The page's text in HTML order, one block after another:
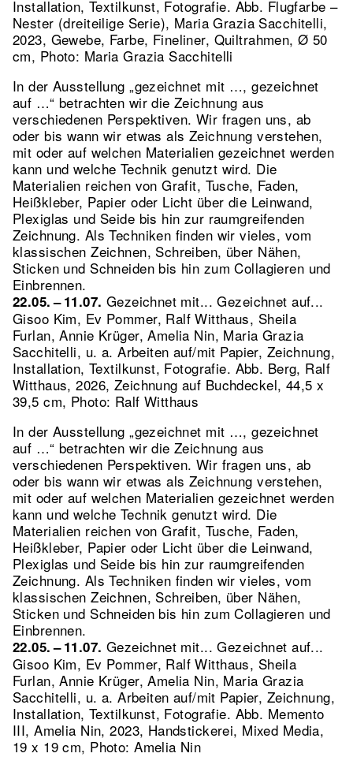
Installation, Textilkunst, Fotografie. Abb. Flugfarbe –
Nester (dreiteilige Serie), Maria Grazia Sacchitelli,
2023, Gewebe, Farbe, Fineliner, Quiltrahmen, Ø 50
cm, Photo: Maria Grazia Sacchitelli
In der Ausstellung „gezeichnet mit …, gezeichnet
auf …“ betrachten wir die Zeichnung aus
verschiedenen Perspektiven. Wir fragen uns, ab
oder bis wann wir etwas als Zeichnung verstehen,
mit oder auf welchen Materialien gezeichnet werden
kann und welche Technik genutzt wird. Die
Materialien reichen von Grafit, Tusche, Faden,
Heißkleber, Papier oder Licht über die Leinwand,
Plexiglas und Seide bis hin zur raumgreifenden
Zeichnung. Als Techniken finden wir vieles, vom
klassischen Zeichnen, Schreiben, über Nähen,
Sticken und Schneiden bis hin zum Collagieren und
Einbrennen.
22.05. – 11.07. Gezeichnet mit... Gezeichnet auf...
Gisoo Kim, Ev Pommer, Ralf Witthaus, Sheila
Furlan, Annie Krüger, Amelia Nin, Maria Grazia
Sacchitelli, u. a. Arbeiten auf/mit Papier, Zeichnung,
Installation, Textilkunst, Fotografie. Abb. Berg, Ralf
Witthaus, 2026, Zeichnung auf Buchdeckel, 44,5 x
39,5 cm, Photo: Ralf Witthaus
In der Ausstellung „gezeichnet mit …, gezeichnet
auf …“ betrachten wir die Zeichnung aus
verschiedenen Perspektiven. Wir fragen uns, ab
oder bis wann wir etwas als Zeichnung verstehen,
mit oder auf welchen Materialien gezeichnet werden
kann und welche Technik genutzt wird. Die
Materialien reichen von Grafit, Tusche, Faden,
Heißkleber, Papier oder Licht über die Leinwand,
Plexiglas und Seide bis hin zur raumgreifenden
Zeichnung. Als Techniken finden wir vieles, vom
klassischen Zeichnen, Schreiben, über Nähen,
Sticken und Schneiden bis hin zum Collagieren und
Einbrennen.
22.05. – 11.07. Gezeichnet mit... Gezeichnet auf...
Gisoo Kim, Ev Pommer, Ralf Witthaus, Sheila
Furlan, Annie Krüger, Amelia Nin, Maria Grazia
Sacchitelli, u. a. Arbeiten auf/mit Papier, Zeichnung,
Installation, Textilkunst, Fotografie. Abb. Memento
III, Amelia Nin, 2023, Handstickerei, Mixed Media,
19 x 19 cm, Photo: Amelia Nin